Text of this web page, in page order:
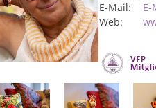
E-Mail:
E-
Web: